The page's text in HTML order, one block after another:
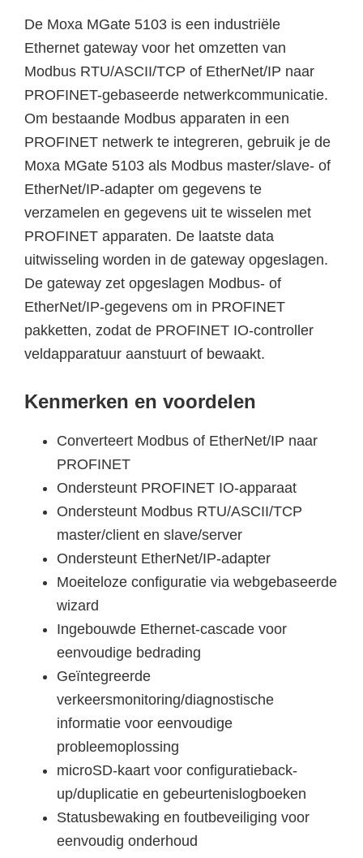
De Moxa MGate 5103 is een industriële
Ethernet gateway voor het omzetten van
Modbus RTU/ASCII/TCP of EtherNet/IP naar
PROFINET-gebaseerde netwerkcommunicatie.
Om bestaande Modbus apparaten in een
PROFINET netwerk te integreren, gebruik je de
Moxa MGate 5103 als Modbus master/slave- of
EtherNet/IP-adapter om gegevens te
verzamelen en gegevens uit te wisselen met
PROFINET apparaten. De laatste data
uitwisseling worden in de gateway opgeslagen.
De gateway zet opgeslagen Modbus- of
EtherNet/IP-gegevens om in PROFINET
pakketten, zodat de PROFINET IO-controller
veldapparatuur aanstuurt of bewaakt.
Kenmerken en voordelen
Converteert Modbus of EtherNet/IP naar
PROFINET
Ondersteunt PROFINET IO-apparaat
Ondersteunt Modbus RTU/ASCII/TCP
master/client en slave/server
Ondersteunt EtherNet/IP-adapter
Moeiteloze configuratie via webgebaseerde
wizard
Ingebouwde Ethernet-cascade voor
eenvoudige bedrading
Geïntegreerde
verkeersmonitoring/diagnostische
informatie voor eenvoudige
probleemoplossing
microSD-kaart voor configuratieback-
up/duplicatie en gebeurtenislogboeken
Statusbewaking en foutbeveiliging voor
eenvoudig onderhoud